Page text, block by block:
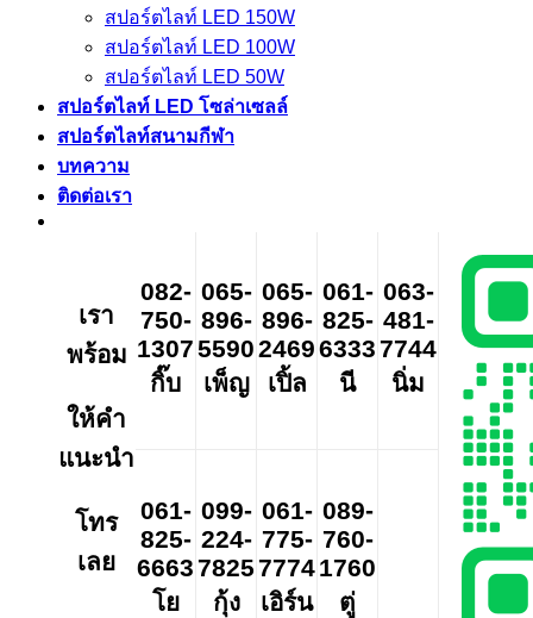
สปอร์ตไลท์ LED 150W
สปอร์ตไลท์ LED 100W
สปอร์ตไลท์ LED 50W
สปอร์ตไลท์ LED โซล่าเซลล์
สปอร์ตไลท์สนามกีฬา
บทความ
ติดต่อเรา
เรา
พร้อม
ให้คำ
แนะนำ
โทร
เลย
082-
750-
1307
กิ๊บ
065-
896-
5590
เพ็ญ
065-
896-
2469
เปิ้ล
061-
825-
6333
นี
063-
481-
7744
นิ่ม
061-
825-
6663
โย
099-
224-
7825
กุ้ง
061-
775-
7774
เอิร์น
089-
760-
1760
ตู่